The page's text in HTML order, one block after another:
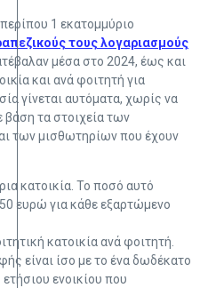
1 εκατομμύριο
τους λογαριασμούς
μέσα στο 2024, έως και
και ανά φοιτητή για
γίνεται αυτόματα, χωρίς να
βάση τα στοιχεία των
των μισθωτηρίων που έχουν
κατοικία. Το ποσό αυτό
ευρώ για κάθε εξαρτώμενο
κατοικία ανά φοιτητή.
είναι ίσο με το ένα δωδέκατο
ενοικίου που